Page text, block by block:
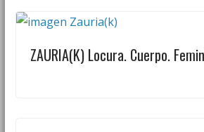
ZAURIA(K) Locura. Cuerpo.